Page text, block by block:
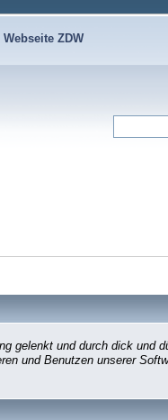
Webseite ZDW
gelenkt und durch dick und
und Benutzen unserer